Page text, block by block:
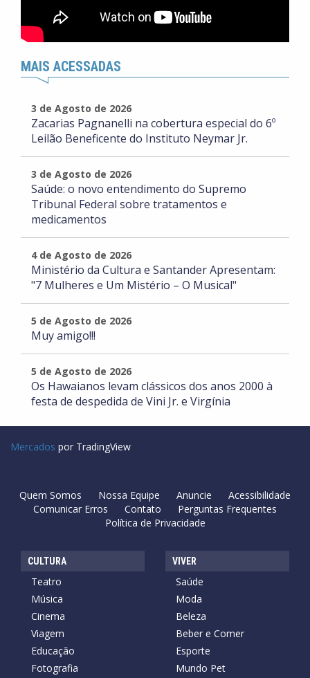
MAIS ACESSADAS
3 de Agosto de 2026
Zacarias Pagnanelli na cobertura especial do 6º
Leilão Beneficente do Instituto Neymar Jr.
3 de Agosto de 2026
Saúde: o novo entendimento do Supremo
Tribunal Federal sobre tratamentos e
medicamentos
4 de Agosto de 2026
Ministério da Cultura e Santander Apresentam:
"7 Mulheres e Um Mistério – O Musical"
5 de Agosto de 2026
Muy amigo!!!
5 de Agosto de 2026
Os Hawaianos levam clássicos dos anos 2000 à
festa de despedida de Vini Jr. e Virgínia
Mercados por TradingView
Quem Somos Nossa Equipe Anuncie
Acessibilidade
Comunicar Erros
Contato
Perguntas Frequentes
Política de Privacidade
CULTURA
Teatro
Música
Cinema
Viagem
Educação
Fotografia
VIVER
Saúde
Moda
Beleza
Beber e Comer
Esporte
Mundo Pet